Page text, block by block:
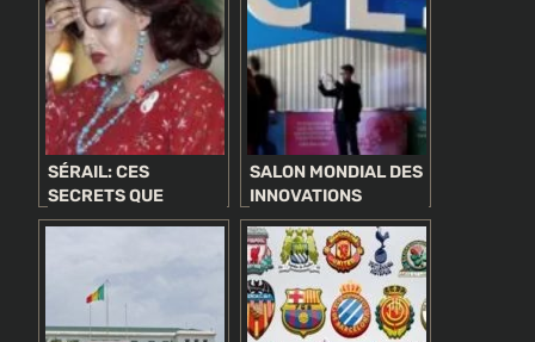
SÉRAIL: CES
SECRETS QUE
CHANTAL BIYA A
SALON MONDIAL DES
INNOVATIONS
TECHNOLOGIQUES :
AFRIQUE
LARGEMENT
REPRÉSENTÉE